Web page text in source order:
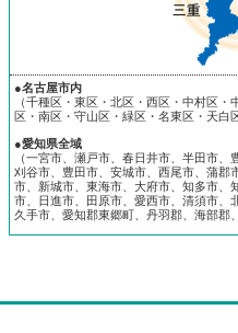
●名古屋市内
（千種区・東区・北区・西区・中村区
区・南区・守山区・緑区・名東区・天白区
●愛知県全域
（一宮市、瀬戸市、春日井市、半田市、
刈谷市、豊田市、安城市、西尾市、蒲郡
市、新城市、東海市、大府市、知多市、
市、日進市、田原市、愛西市、清須市、
久手市、愛知郡東郷町、丹羽郡、海部郡